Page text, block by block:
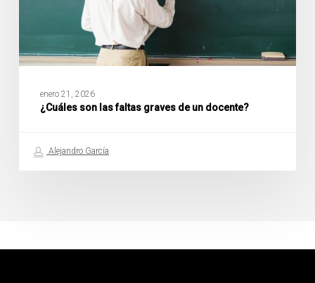
enero 21, 2026
¿Cuáles son las faltas graves de un docente?
Alejandro García